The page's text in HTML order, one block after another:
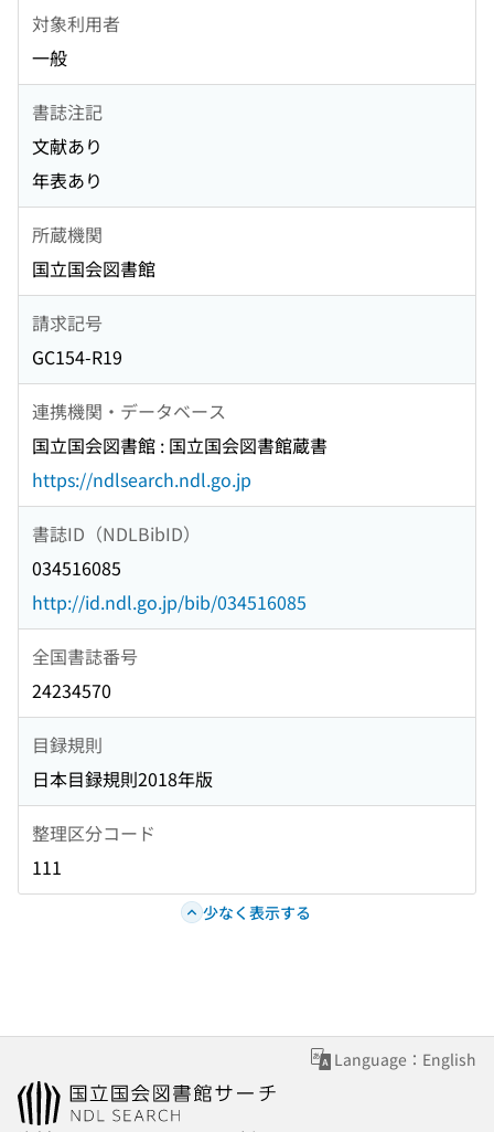
対象利用者
一般
書誌注記
文献あり
年表あり
所蔵機関
国立国会図書館
請求記号
GC154-R19
連携機関・データベース
国立国会図書館 : 国立国会図書館蔵書
https://ndlsearch.ndl.go.jp
書誌ID（NDLBibID）
034516085
http://id.ndl.go.jp/bib/034516085
全国書誌番号
24234570
目録規則
日本目録規則2018年版
整理区分コード
111
少なく表示する
Language：English